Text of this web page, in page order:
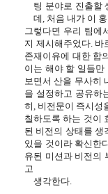
팅 분야로 진출할
데, 처음 내가 이
그렇다면 우리 팀에
지 제시해주었다. 바
존재이유에 대한 합
이는 해야 할 일들
보면서 산을 무사히
을 설정하고 공유하
히, 비전문이 즉시성
칠하도록 하는 것이
된 비전의 상태를 생
있을 것이라 확신한
유된 미션과 비전의
고
생각한다.